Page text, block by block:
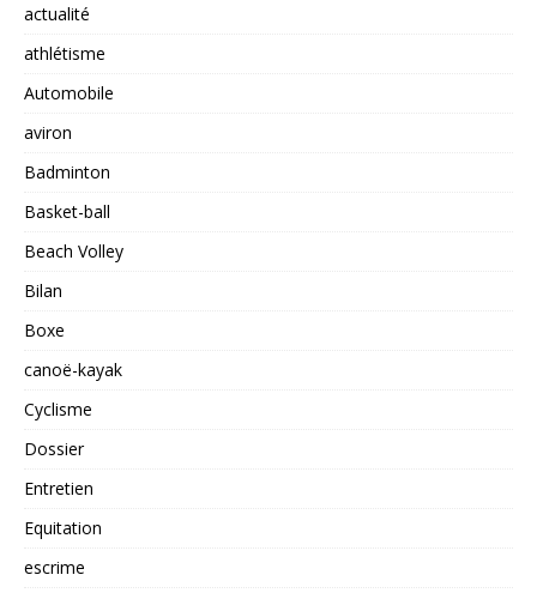
actualité
athlétisme
Automobile
aviron
Badminton
Basket-ball
Beach Volley
Bilan
Boxe
canoë-kayak
Cyclisme
Dossier
Entretien
Equitation
escrime